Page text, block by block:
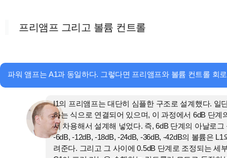
프리앰프 그리고 볼륨 컨트롤
파워 앰프는 A1과 동일하다. 그렇다면 프리앰프와 볼륨 컨트롤 회
I1의 프리앰프는 대단히 심플한 구조로 설계했다. 일
하는 식으로 연결되어 있으며, 이 과정에서 6dB 단
서 차용해서 설계해 넣었다. 즉, 6dB 단계의 아날로
-6dB, -12dB, -18dB, -24dB, -36dB, -42dB의 볼륨은
려준다. 그리고 그 사이에 0.5dB 단계로 조정되는